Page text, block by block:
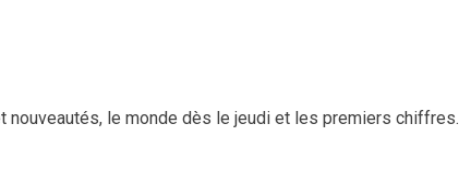
le monde dès le jeudi et les premiers chiffres.